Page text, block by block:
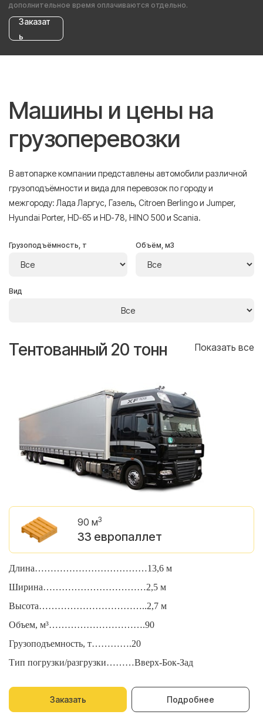
дополнительное время оплачиваются отдельно.
Заказат
ь
Машины и цены на
грузоперевозки
В автопарке компании представлены автомобили различной
грузоподъёмности и вида для перевозок по городу и
межгороду: Лада Ларгус, Газель, Citroen Berlingo и Jumper,
Hyundai Porter, HD-65 и HD-78, HINO 500 и Scania.
Грузоподъёмность, т Объём, м3
Вид
Тентованный 20 тонн Показать все
90 м3
33 европаллет
Длина………………………………13,6 м
Ширина……………………………2,5 м
Высота……………………………..2,7 м
Объем, м³………………………….90
Грузоподъемность, т………….20
Тип погрузки/разгрузки………Вверх-Бок-Зад
Заказать Подробнее